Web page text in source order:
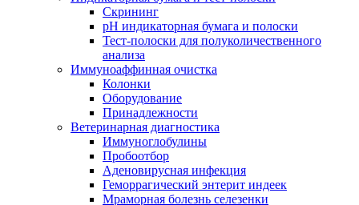
Скрининг
pH индикаторная бумага и полоски
Тест-полоски для полуколичественного
анализа
Иммуноаффинная очистка
Колонки
Оборудование
Принадлежности
Ветеринарная диагностика
Иммуноглобулины
Пробоотбор
Аденовирусная инфекция
Геморрагический энтерит индеек
Мраморная болезнь селезенки